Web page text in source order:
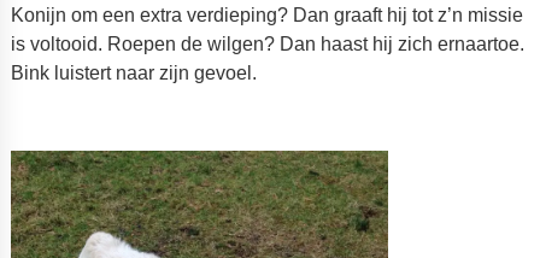
Konijn om een extra verdieping? Dan graaft hij tot z’n missie
is voltooid. Roepen de wilgen? Dan haast hij zich ernaartoe.
Bink luistert naar zijn gevoel.